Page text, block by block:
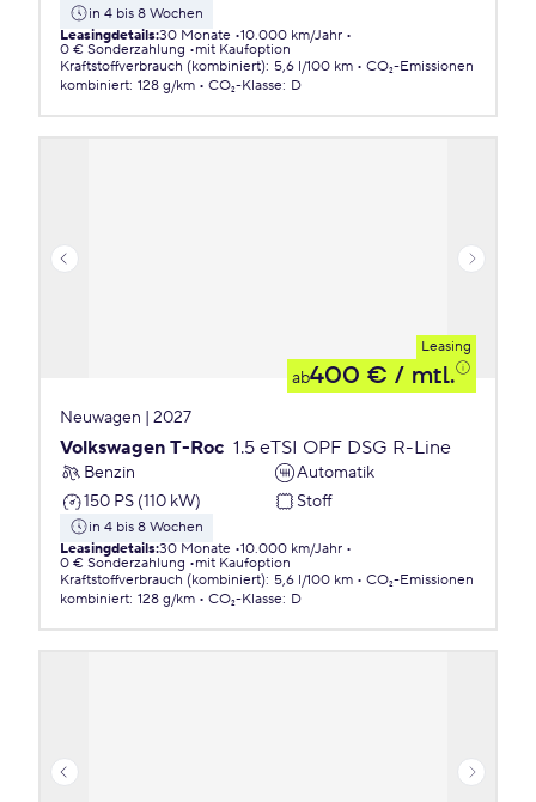
in 4 bis 8 Wochen
Leasingdetails:30 Monate 10.000 km/Jahr
0 € Sonderzahlung
mit Kaufoption
Kraftstoffverbrauch (kombiniert): 5,6 l/100 km
CO₂-Emissionen
kombiniert: 128 g/km CO₂-Klasse: D
Leasing
ab400 € / mtl.
Neuwagen | 2027
Volkswagen T-Roc 1.5 eTSI OPF DSG R-Line
Benzin
Automatik
150 PS (110 kW)
Stoff
in 4 bis 8 Wochen
Leasingdetails:30 Monate 10.000 km/Jahr
0 € Sonderzahlung
mit Kaufoption
Kraftstoffverbrauch (kombiniert): 5,6 l/100 km
CO₂-Emissionen
kombiniert: 128 g/km CO₂-Klasse: D